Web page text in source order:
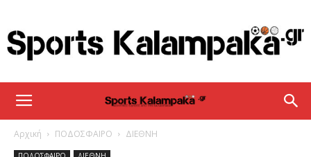
sportskalampaka
Αρχική ΠΟΔΟΣΦΑΙΡΟ ΔΙΕΘΝΗ